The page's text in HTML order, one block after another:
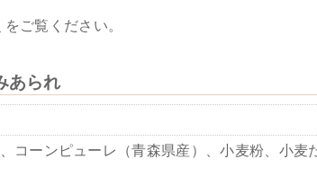
をご覧ください。
あられ
コーンピューレ（青森県産）、小麦粉、小麦